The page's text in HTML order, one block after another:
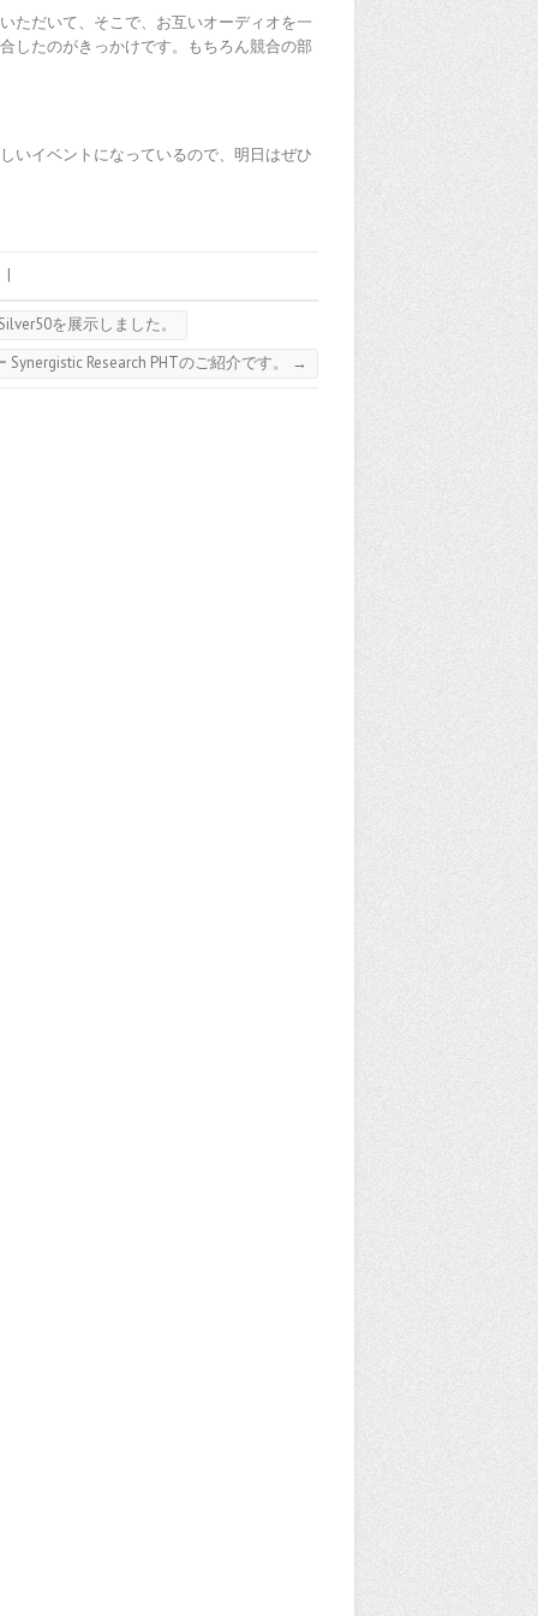
ただいて、そこで、お互いオーディオを一
したのがきっかけです。もちろん競合の部
いイベントになっているので、明日はぜひ
|
を展示しました。
Research PHTのご紹介です。
→